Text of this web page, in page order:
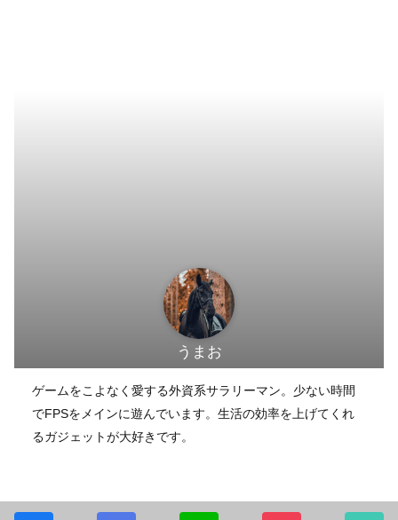
うまお
ゲームをこよなく愛する外資系サラリーマン。少ない時間
でFPSをメインに遊んでいます。生活の効率を上げてくれ
るガジェットが大好きです。